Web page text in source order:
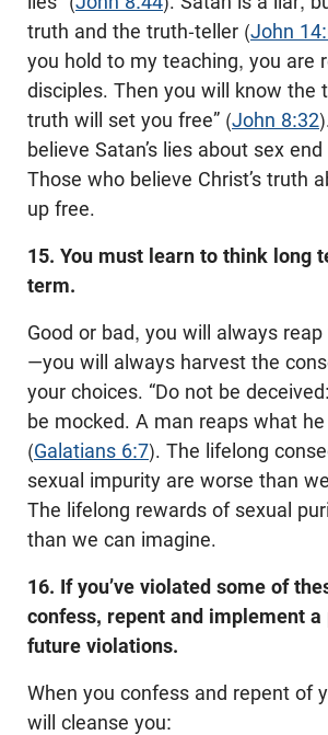
truth and the truth-teller (John
you hold to my teaching, you are
disciples. Then you will know the
truth will set you free” (John 8:32
believe Satan’s lies about sex
Those who believe Christ’s truth
up free.
15. You must learn to think long
term.
Good or bad, you will always
—you will always harvest the
your choices. “Do not be
be mocked. A man reaps what he
(Galatians 6:7). The lifelong
sexual impurity are worse than
The lifelong rewards of sexual
than we can imagine.
16. If you’ve violated some of
confess, repent and implement
future violations.
When you confess and repent of
will cleanse you: